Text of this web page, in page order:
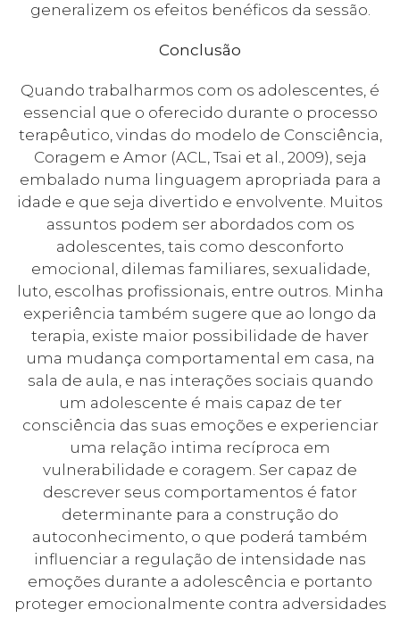
generalizem os efeitos benéficos da sessão.
Conclusão
Quando trabalharmos com os adolescentes, é
essencial que o oferecido durante o processo
terapêutico, vindas do modelo de Consciência,
Coragem e Amor (ACL, Tsai et al., 2009), seja
embalado numa linguagem apropriada para a
idade e que seja divertido e envolvente. Muitos
assuntos podem ser abordados com os
adolescentes, tais como desconforto
emocional, dilemas familiares, sexualidade,
luto, escolhas profissionais, entre outros. Minha
experiência também sugere que ao longo da
terapia, existe maior possibilidade de haver
uma mudança comportamental em casa, na
sala de aula, e nas interações sociais quando
um adolescente é mais capaz de ter
consciência das suas emoções e experienciar
uma relação intima recíproca em
vulnerabilidade e coragem. Ser capaz de
descrever seus comportamentos é fator
determinante para a construção do
autoconhecimento, o que poderá também
influenciar a regulação de intensidade nas
emoções durante a adolescência e portanto
proteger emocionalmente contra adversidades